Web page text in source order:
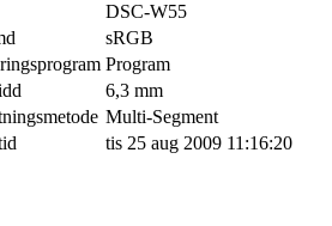
DSC-W55
sRGB
Program
6,3 mm
Multi-Segment
tis 25 aug 2009 11:16:20